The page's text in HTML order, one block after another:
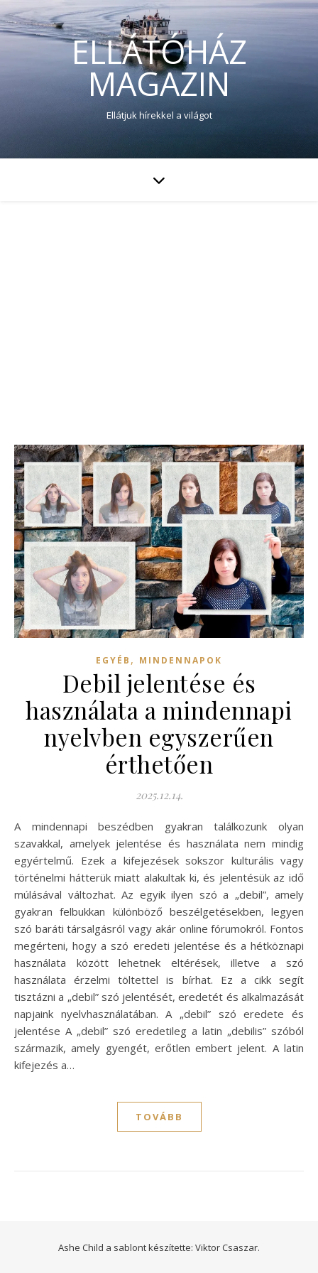
ELLÁTÓHÁZ
MAGAZIN
Ellátjuk hírekkel a világot
EGYÉB , MINDENNAPOK
Debil jelentése és
használata a mindennapi
nyelvben egyszerűen
érthetően
2025.12.14.
A mindennapi beszédben gyakran találkozunk olyan
szavakkal, amelyek jelentése és használata nem mindig
egyértelmű. Ezek a kifejezések sokszor kulturális vagy
történelmi hátterük miatt alakultak ki, és jelentésük az idő
múlásával változhat. Az egyik ilyen szó a „debil”, amely
gyakran felbukkan különböző beszélgetésekben, legyen
szó baráti társalgásról vagy akár online fórumokról. Fontos
megérteni, hogy a szó eredeti jelentése és a hétköznapi
használata között lehetnek eltérések, illetve a szó
használata érzelmi töltettel is bírhat. Ez a cikk segít
tisztázni a „debil” szó jelentését, eredetét és alkalmazását
napjaink nyelvhasználatában. A „debil” szó eredete és
jelentése A „debil” szó eredetileg a latin „debilis” szóból
származik, amely gyengét, erőtlen embert jelent. A latin
kifejezés a…
TOVÁBB
Ashe Child a sablont készítette: Viktor Csaszar.